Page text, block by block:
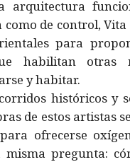
arquitectura
de control,
para
habilitan otras
y habitar.
históricos y
de estos artistas
ofrecerse
pregunta: